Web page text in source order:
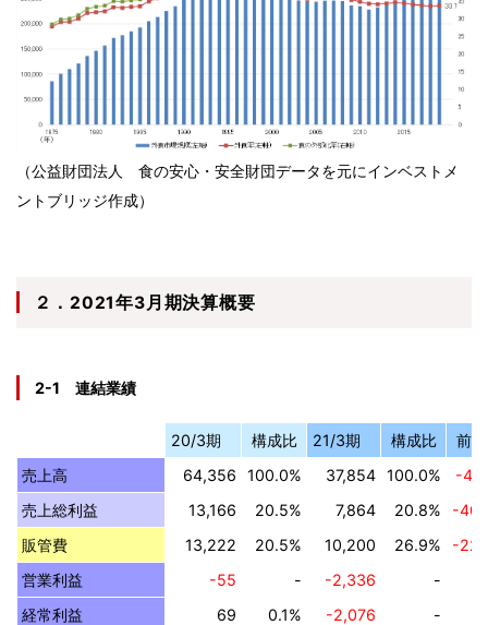
（公益財団法人 食の安心・安全財団データを元にインベストメ
ントブリッジ作成）
２．2021年3月期決算概要
2-1 連結業績
20/3期 構成比 21/3期 構成比
前
売上高
64,356 100.0% 37,854 100.0%
-
売上総利益
13,166 20.5% 7,864 20.8%
-
販管費
13,222 20.5% 10,200 26.9%
-
営業利益
-55 - -2,336
-
経常利益
69 0.1% -2,076
-